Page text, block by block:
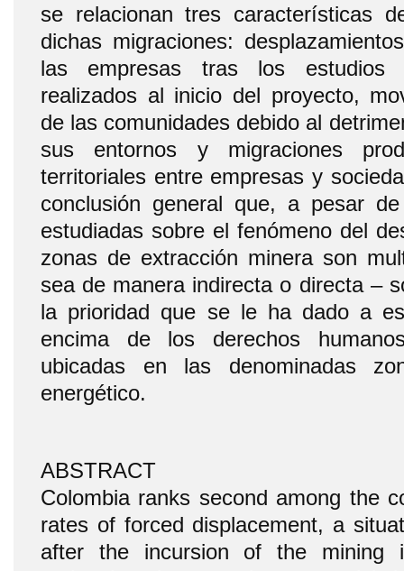
se relacionan tres características
dichas migraciones:
las empresas tras los estudios
realizados al inicio del proyecto,
de las comunidades debido al
sus entornos y migraciones
territoriales entre empresas y
conclusión general que, a pesar
estudiadas sobre el fenómeno del
zonas de extracción minera son
sea de manera indirecta o directa –
la prioridad que se le ha dado a
encima de los derechos
ubicadas en las denominadas
energético.
ABSTRACT
Colombia ranks second among the
rates of forced displacement, a
after the incursion of the mining